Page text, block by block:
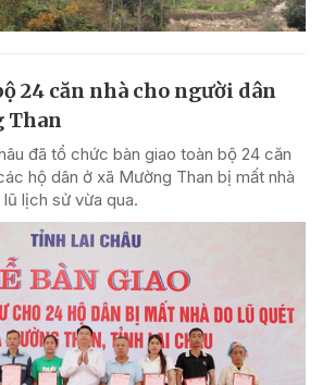
24 căn nhà cho người dân
Than
đã tổ chức bàn giao toàn bộ 24 căn
hộ dân ở xã Mường Than bị mất nhà
lịch sử vừa qua.